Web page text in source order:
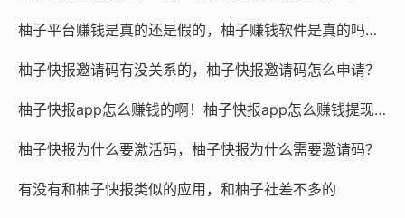
柚子平台赚钱是真的还是假的，柚子赚钱软件是真的吗还是假的？
柚子快报邀请码有没关系的，柚子快报邀请码怎么申请？
柚子快报app怎么赚钱的啊！柚子快报app怎么赚钱提现到微信
柚子快报为什么要激活码，柚子快报为什么需要邀请码？
有没有和柚子快报类似的应用，和柚子社差不多的